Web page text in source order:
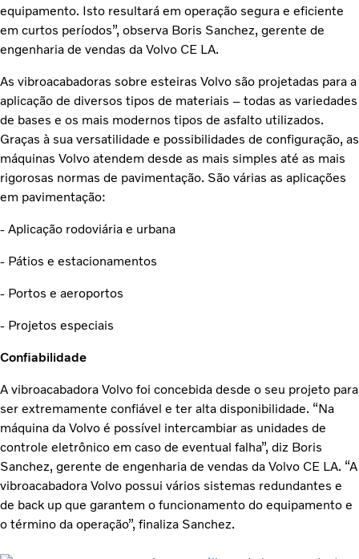
equipamento. Isto resultará em operação segura e eficiente
em curtos períodos”, observa Boris Sanchez, gerente de
engenharia de vendas da Volvo CE LA.
As vibroacabadoras sobre esteiras Volvo são projetadas para a
aplicação de diversos tipos de materiais – todas as variedades
de bases e os mais modernos tipos de asfalto utilizados.
Graças à sua versatilidade e possibilidades de configuração, as
máquinas Volvo atendem desde as mais simples até as mais
rigorosas normas de pavimentação. São várias as aplicações
em pavimentação:
- Aplicação rodoviária e urbana
- Pátios e estacionamentos
- Portos e aeroportos
- Projetos especiais
Confiabilidade
A vibroacabadora Volvo foi concebida desde o seu projeto para
ser extremamente confiável e ter alta disponibilidade. “Na
máquina da Volvo é possível intercambiar as unidades de
controle eletrônico em caso de eventual falha”, diz Boris
Sanchez, gerente de engenharia de vendas da Volvo CE LA. “A
vibroacabadora Volvo possui vários sistemas redundantes e
de back up que garantem o funcionamento do equipamento e
o término da operação”, finaliza Sanchez.